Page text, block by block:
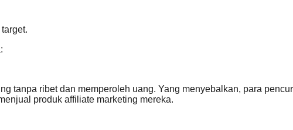
tanpa ribet dan memperoleh uang. Yang menyebalkan, para
produk affiliate marketing mereka.